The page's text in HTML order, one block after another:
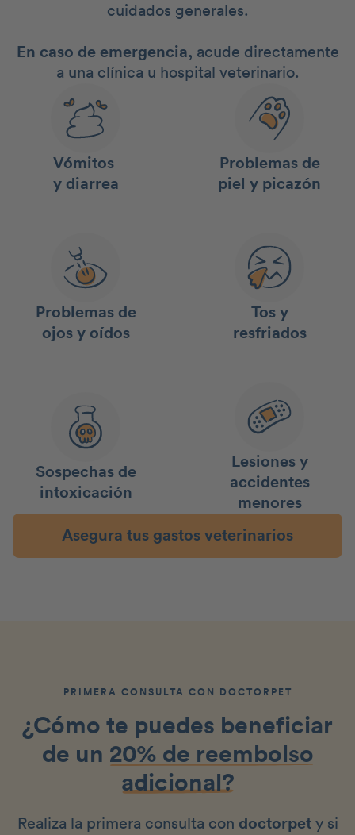
cuidados generales.
En caso de emergencia, acude directamente
a una clínica u hospital veterinario.
Vómitos
y diarrea
Problemas de
piel y picazón
Problemas de
ojos y oídos
Tos y
resfriados
Sospechas de
intoxicación
Lesiones y
accidentes
menores
Asegura tus gastos veterinarios
PRIMERA CONSULTA CON DOCTORPET
¿Cómo te puedes beneficiar
de un 20% de reembolso
adicional?
Realiza la primera consulta con doctorpety si